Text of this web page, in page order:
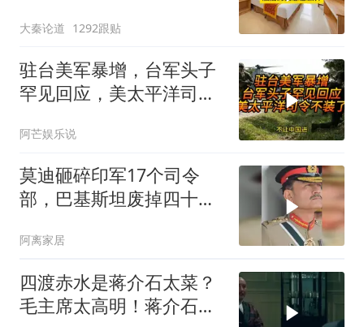
大秦论道 1292跟贴
驻台美军暴增，台军头子
罕见回应，美太平洋司令
阿芒娱乐说
莫迪砸碎印军17个司令
部，巴基斯坦废掉四十年
变天
阿离家居
四渡赤水是蒋介石太菜？
毛主席太高明！蒋介石日